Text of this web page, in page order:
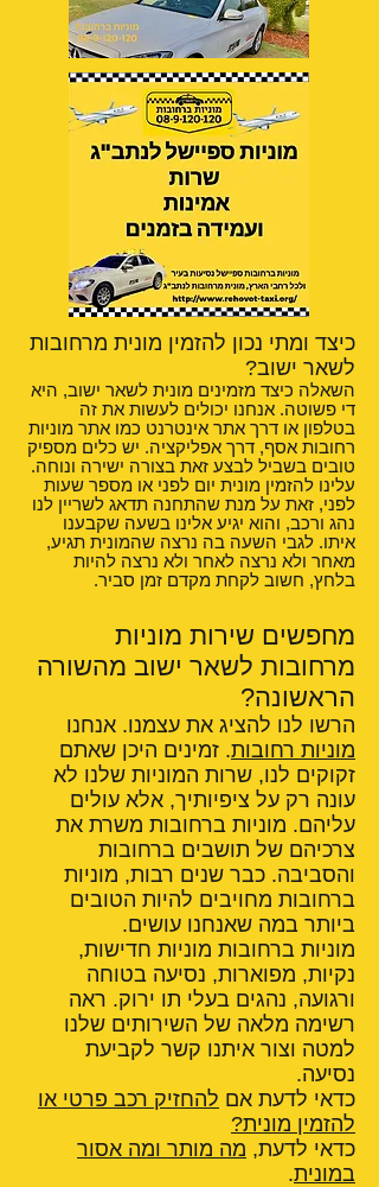
כיצד ומתי נכון להזמין מונית מרחובות
לשאר ישוב?
השאלה כיצד מזמינים מונית לשאר ישוב, היא
די פשוטה. אנחנו יכולים לעשות את זה
בטלפון או דרך אתר אינטרנט כמו אתר מוניות
רחובות אסף, דרך אפליקציה. יש כלים מספיק
טובים בשביל לבצע זאת בצורה ישירה ונוחה.
עלינו להזמין מונית יום לפני או מספר שעות
לפני, זאת על מנת שהתחנה תדאג לשריין לנו
נהג ורכב, והוא יגיע אלינו בשעה שקבענו
איתו. לגבי השעה בה נרצה שהמונית תגיע,
מאחר ולא נרצה לאחר ולא נרצה להיות
בלחץ, חשוב לקחת מקדם זמן סביר.
מחפשים שירות מוניות
מרחובות לשאר ישוב מהשורה
הראשונה?
הרשו לנו להציג את עצמנו. אנחנו
מוניות רחובות. זמינים היכן שאתם
זקוקים לנו, שרות המוניות שלנו לא
עונה רק על ציפיותיך, אלא עולים
עליהם. מוניות ברחובות משרת את
צרכיהם של תושבים ברחובות
והסביבה. כבר שנים רבות, מוניות
ברחובות מחויבים להיות הטובים
ביותר במה שאנחנו עושים.
מוניות ברחובות מוניות חדישות,
נקיות, מפוארות, נסיעה בטוחה
ורגועה, נהגים בעלי תו ירוק. ראה
רשימה מלאה של השירותים שלנו
למטה וצור איתנו קשר לקביעת
נסיעה.
כדאי לדעת אם להחזיק רכב פרטי או
להזמין מונית?
כדאי לדעת, מה מותר ומה אסור
במונית.